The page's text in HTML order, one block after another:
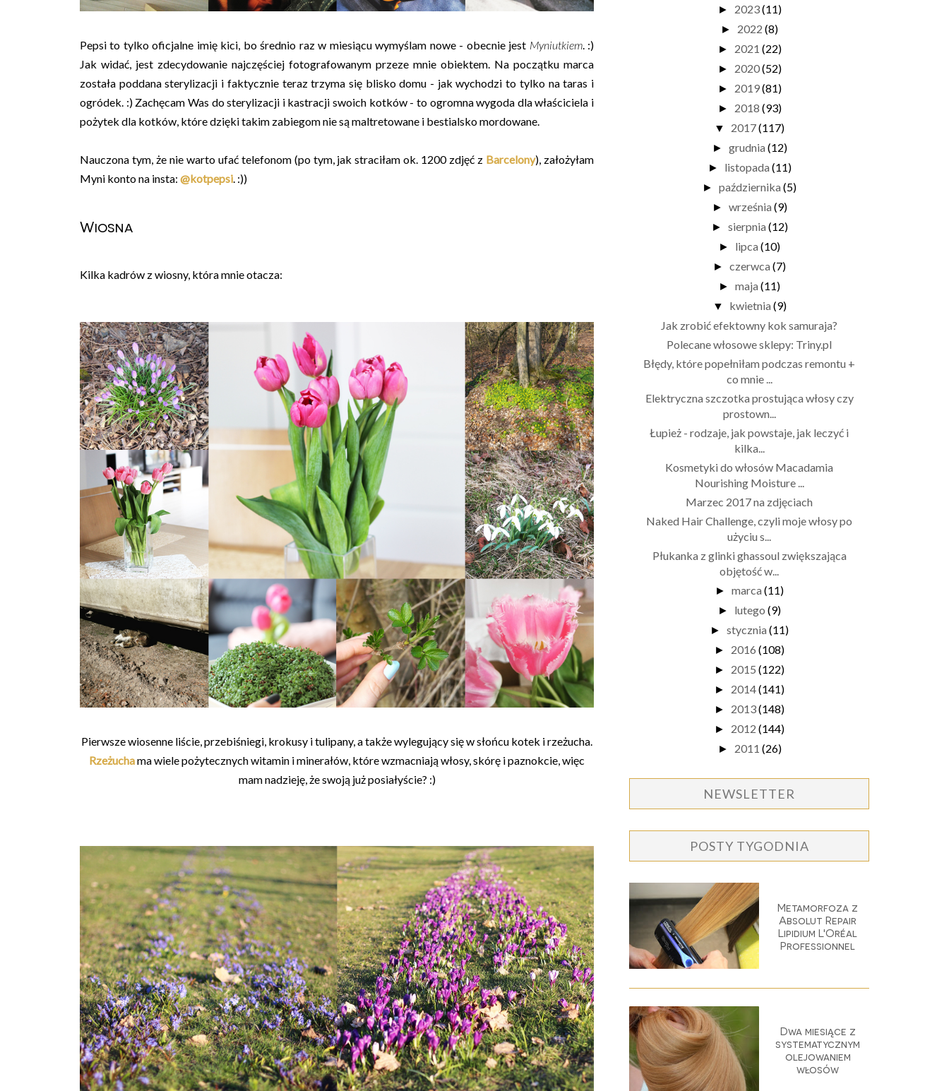
Pepsi to tylko oficjalne imię kici, bo średnio raz w miesiącu wymyślam nowe - obecnie jest Myniutkiem. :)
Jak widać, jest zdecydowanie najczęściej fotografowanym przeze mnie obiektem. Na początku marca
została poddana sterylizacji i faktycznie teraz trzyma się blisko domu - jak wychodzi to tylko na taras i
ogródek. :) Zachęcam Was do sterylizacji i kastracji swoich kotków - to ogromna wygoda dla właściciela i
pożytek dla kotków, które dzięki takim zabiegom nie są maltretowane i bestialsko mordowane.
Nauczona tym, że nie warto ufać telefonom (po tym, jak straciłam ok. 1200 zdjęć z Barcelony), założyłam
Myni konto na insta: @kotpepsi. :))
Wiosna
Kilka kadrów z wiosny, która mnie otacza:
Pierwsze wiosenne liście, przebiśniegi, krokusy i tulipany, a także wylegujący się w słońcu kotek i rzeżucha.
Rzeżuchama wiele pożytecznych witamin i minerałów, które wzmacniają włosy, skórę i paznokcie, więc
mam nadzieję, że swoją już posiałyście? :)
► 2023(11)
► 2022 (8)
► 2021 (22)
► 2020(52)
► 2019(81)
► 2018 (93)
▼ 2017(117)
► grudnia (12)
► listopada (11)
► października (5)
► września (9)
► sierpnia (12)
► lipca (10)
► czerwca (7)
► maja (11)
▼ kwietnia (9)
Jak zrobić efektowny kok samuraja?
Polecane włosowe sklepy: Triny.pl
Błędy, które popełniłam podczas remontu +
co mnie ...
Elektryczna szczotka prostująca włosy czy
prostown...
Łupież - rodzaje, jak powstaje, jak leczyć i
kilka...
Kosmetyki do włosów Macadamia
Nourishing Moisture ...
Marzec 2017 na zdjęciach
Naked Hair Challenge, czyli moje włosy po
użyciu s...
Płukanka z glinki ghassoul zwiększająca
objętość w...
► marca (11)
► lutego (9)
► stycznia (11)
► 2016 (108)
► 2015 (122)
► 2014(141)
► 2013(148)
► 2012 (144)
► 2011 (26)
NEWSLETTER
POSTY TYGODNIA
Metamorfoza z
Absolut Repair
Lipidium L'Oréal
Professionnel
Dwa miesiące z
systematycznym
olejowaniem
włosów